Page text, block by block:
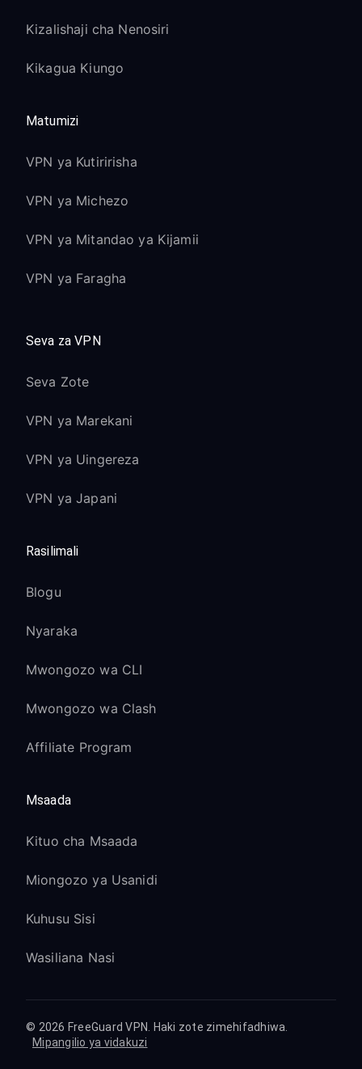
Kizalishaji cha Nenosiri
Kikagua Kiungo
Matumizi
VPN ya Kutiririsha
VPN ya Michezo
VPN ya Mitandao ya Kijamii
VPN ya Faragha
Seva za VPN
Seva Zote
VPN ya Marekani
VPN ya Uingereza
VPN ya Japani
Rasilimali
Blogu
Nyaraka
Mwongozo wa CLI
Mwongozo wa Clash
Affiliate Program
Msaada
Kituo cha Msaada
Miongozo ya Usanidi
Kuhusu Sisi
Wasiliana Nasi
© 2026 FreeGuard VPN. Haki zote zimehifadhiwa.
Mipangilio ya vidakuzi